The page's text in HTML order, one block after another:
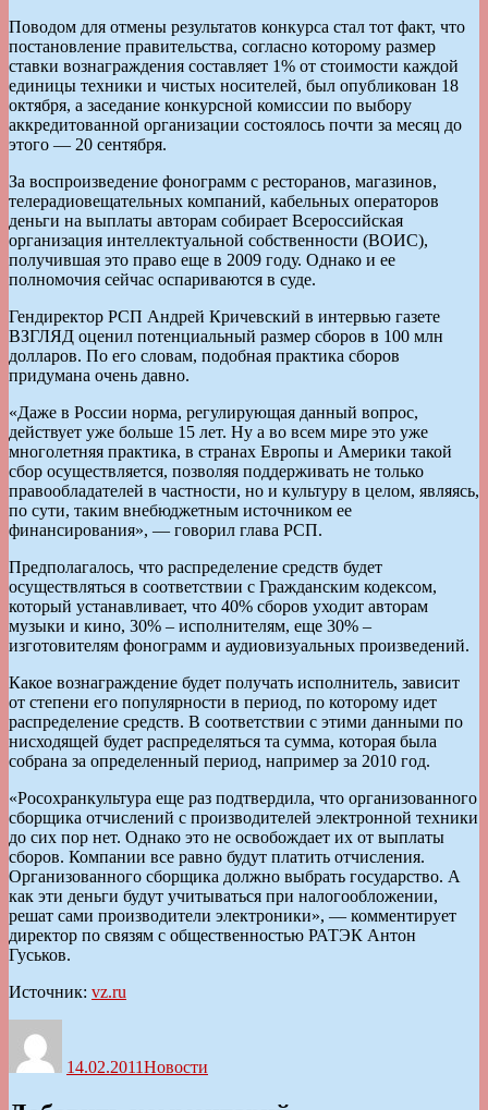
Поводом для отмены результатов конкурса стал тот факт, что
постановление правительства, согласно которому размер
ставки вознаграждения составляет 1% от стоимости каждой
единицы техники и чистых носителей, был опубликован 18
октября, а заседание конкурсной комиссии по выбору
аккредитованной организации состоялось почти за месяц до
этого — 20 сентября.
За воспроизведение фонограмм с ресторанов, магазинов,
телерадиовещательных компаний, кабельных операторов
деньги на выплаты авторам собирает Всероссийская
организация интеллектуальной собственности (ВОИС),
получившая это право еще в 2009 году. Однако и ее
полномочия сейчас оспариваются в суде.
Гендиректор РСП Андрей Кричевский в интервью газете
ВЗГЛЯД оценил потенциальный размер сборов в 100 млн
долларов. По его словам, подобная практика сборов
придумана очень давно.
«Даже в России норма, регулирующая данный вопрос,
действует уже больше 15 лет. Ну а во всем мире это уже
многолетняя практика, в странах Европы и Америки такой
сбор осуществляется, позволяя поддерживать не только
правообладателей в частности, но и культуру в целом, являясь,
по сути, таким внебюджетным источником ее
финансирования», — говорил глава РСП.
Предполагалось, что распределение средств будет
осуществляться в соответствии с Гражданским кодексом,
который устанавливает, что 40% сборов уходит авторам
музыки и кино, 30% – исполнителям, еще 30% –
изготовителям фонограмм и аудиовизуальных произведений.
Какое вознаграждение будет получать исполнитель, зависит
от степени его популярности в период, по которому идет
распределение средств. В соответствии с этими данными по
нисходящей будет распределяться та сумма, которая была
собрана за определенный период, например за 2010 год.
«Росохранкультура еще раз подтвердила, что организованного
сборщика отчислений с производителей электронной техники
до сих пор нет. Однако это не освобождает их от выплаты
сборов. Компании все равно будут платить отчисления.
Организованного сборщика должно выбрать государство. А
как эти деньги будут учитываться при налогообложении,
решат сами производители электроники», — комментирует
директор по связям с общественностью РАТЭК Антон
Гуськов.
Источник: vz.ru
14.02.2011Новости